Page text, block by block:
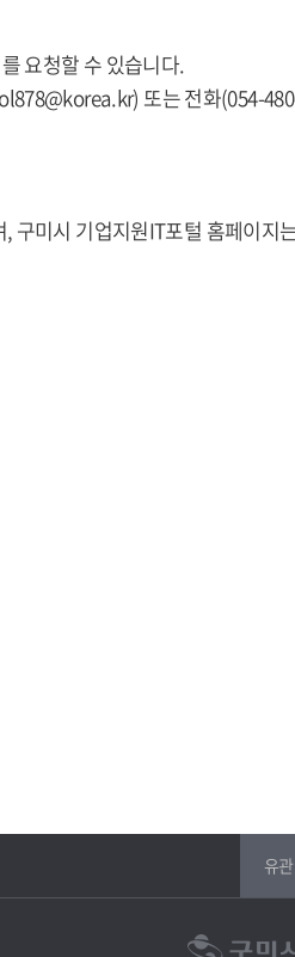
요청할 수 있습니다.
또는 전화(054-
구미시 기업지원IT포털 홈페이지
유